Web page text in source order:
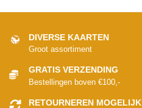
DIVERSE KAARTEN
Groot assortiment
GRATIS VERZENDING
Bestellingen boven €100,-
RETOURNEREN MOGELIJK